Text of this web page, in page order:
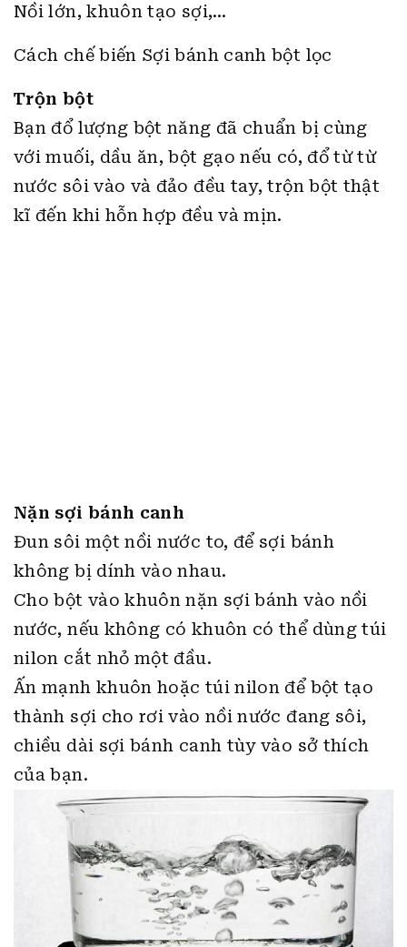
Trộn bột
với muối, dầu ăn, bột gạo nếu có, đổ từ từ
nước sôi vào và đảo đều tay, trộn bột thật
kĩ đến khi hỗn hợp đều và mịn.
nước, nếu không có khuôn có thể dùng túi
nilon cắt nhỏ một đầu.
Ấn mạnh khuôn hoặc túi nilon để bột tạo
thành sợi cho rơi vào nồi nước đang sôi,
chiều dài sợi bánh canh tùy vào sở thích
của bạn.